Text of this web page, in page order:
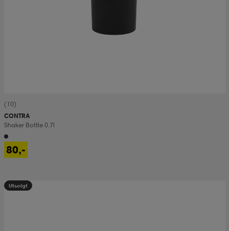
(10)
CONTRA
Shaker Bottle 0.7l
80,-
Utsolgt